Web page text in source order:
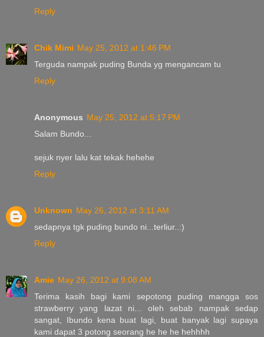
Reply
Chik Mimi May 25, 2012 at 1:46 PM
Terguda nampak puding Bunda yg mengancam tu
Reply
Anonymous May 25, 2012 at 5:17 PM
Salam Bundo...
sejuk nyer lalu kat tekak hehehe
Reply
Unknown May 26, 2012 at 3:11 AM
sedapnya tgk puding bundo ni...terliur..:)
Reply
Amie May 26, 2012 at 9:08 AM
Terima kasih bagi kami sepotong puding mangga sos
strawberry yang lazat ni... oleh sebab nampak sedap
sangat, Ibundo kena buat lagi, buat banyak lagi supaya
kami dapat 3 potong seorang he he he hehhhh